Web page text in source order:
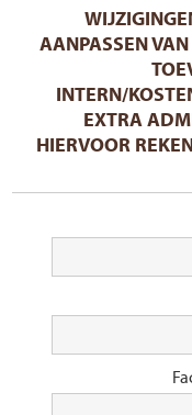
AANPASSEN
INTERN/
EXTRA
HIERVOOR